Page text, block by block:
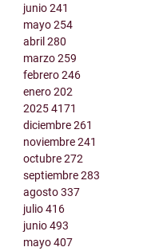
junio241
mayo254
abril280
marzo259
febrero246
enero202
20254171
diciembre261
noviembre241
octubre272
septiembre283
agosto337
julio416
junio493
mayo407